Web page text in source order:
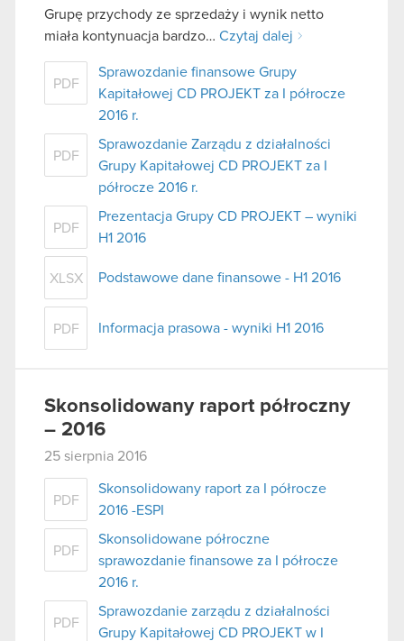
Grupę przychody ze sprzedaży i wynik netto
miała kontynuacja bardzo… Czytaj dalej
PDF
Sprawozdanie finansowe Grupy
Kapitałowej CD PROJEKT za I półrocze
2016 r.
PDF
Sprawozdanie Zarządu z działalności
Grupy Kapitałowej CD PROJEKT za I
półrocze 2016 r.
PDF
Prezentacja Grupy CD PROJEKT – wyniki
H1 2016
XLSX Podstawowe dane finansowe - H1 2016
PDF Informacja prasowa - wyniki H1 2016
Skonsolidowany raport półroczny
– 2016
25 sierpnia 2016
PDF
Skonsolidowany raport za I półrocze
2016 -ESPI
PDF
Skonsolidowane półroczne
sprawozdanie finansowe za I półrocze
2016 r.
PDF
Sprawozdanie zarządu z działalności
Grupy Kapitałowej CD PROJEKT w I